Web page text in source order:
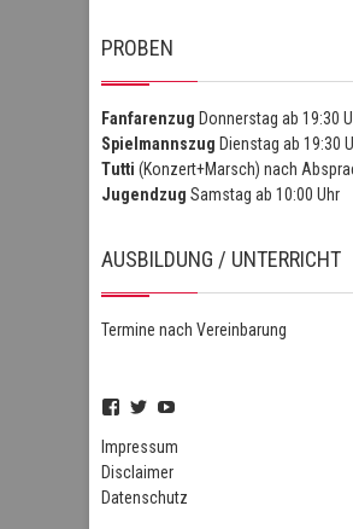
PROBEN
Fanfarenzug Donnerstag ab 19:30
Spielmannszug Dienstag ab 19:30
Tutti (Konzert+Marsch) nach
Jugendzug Samstag ab 10:00 Uhr
AUSBILDUNG / UNTERRICHT
Termine nach Vereinbarung
Profil
FSZHofheim
auf
Facebook
anzeigen
Profil
FSZHOH
Twitter
anzeigenanzeigen
Impressum
Disclaimer
Datenschutz